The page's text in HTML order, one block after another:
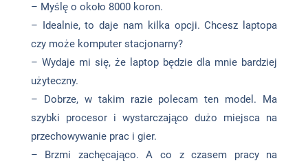
– Myślę o około 8000 koron.
– Idealnie, to daje nam kilka opcji. Chcesz laptopa
czy może komputer stacjonarny?
– Wydaje mi się, że laptop będzie dla mnie bardziej
użyteczny.
– Dobrze, w takim razie polecam ten model. Ma
szybki procesor i wystarczająco dużo miejsca na
przechowywanie prac i gier.
– Brzmi zachęcająco. A co z czasem pracy na